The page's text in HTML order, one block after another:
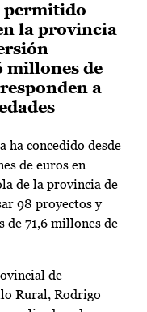
permitido
la provincia
millones de
a
ha concedido desde
de euros en
de la provincia de
98 proyectos y
de 71,6 millones de
de
Rural, Rodrigo